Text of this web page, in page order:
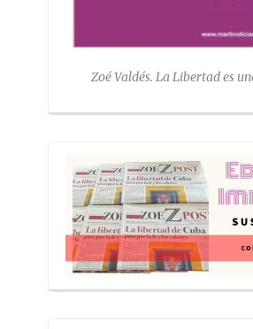
Zoé Valdés. La Libertad es